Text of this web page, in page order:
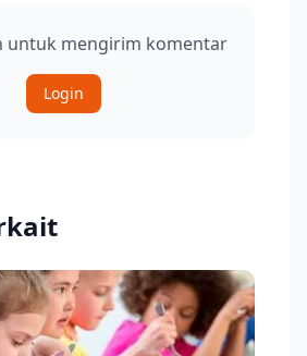
untuk mengirim komentar
Login